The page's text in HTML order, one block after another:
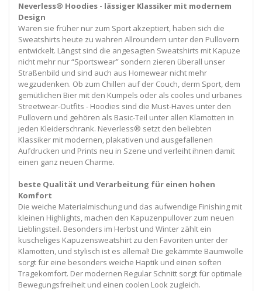
Neverless® Hoodies - lässiger Klassiker mit modernem
Design
Waren sie früher nur zum Sport akzeptiert, haben sich die
Sweatshirts heute zu wahren Allroundern unter den Pullovern
entwickelt. Längst sind die angesagten Sweatshirts mit Kapuze
nicht mehr nur “Sportswear” sondern zieren überall unser
Straßenbild und sind auch aus Homewear nicht mehr
wegzudenken. Ob zum Chillen auf der Couch, derm Sport, dem
gemütlichen Bier mit den Kumpels oder als cooles und urbanes
Streetwear-Outfits - Hoodies sind die Must-Haves unter den
Pullovern und gehören als Basic-Teil unter allen Klamotten in
jeden Kleiderschrank. Neverless® setzt den beliebten
Klassiker mit modernen, plakativen und ausgefallenen
Aufdrucken und Prints neu in Szene und verleiht ihnen damit
einen ganz neuen Charme.
beste Qualität und Verarbeitung für einen hohen
Komfort
Die weiche Materialmischung und das aufwendige Finishing mit
kleinen Highlights, machen den Kapuzenpullover zum neuen
Lieblingsteil. Besonders im Herbst und Winter zählt ein
kuscheliges Kapuzensweatshirt zu den Favoriten unter der
Klamotten, und stylisch ist es allemal! Die gekämmte Baumwolle
sorgt für eine besonders weiche Haptik und einen soften
Tragekomfort. Der modernen Regular Schnitt sorgt für optimale
Bewegungsfreiheit und einen coolen Look zugleich.